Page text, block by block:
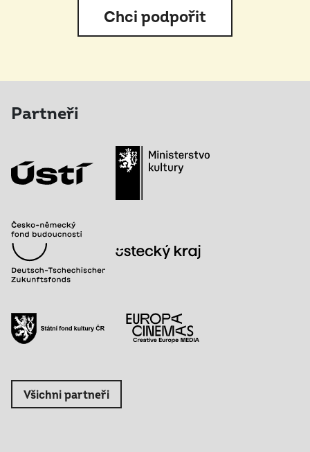
Chci podpořit
Partneři
Všichni partneři